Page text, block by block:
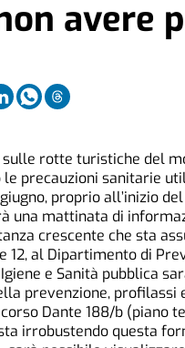
avere
sulle rotte turistiche del
le precauzioni sanitarie
giugno, proprio all’inizio
una mattinata di
crescente che sta
12, al Dipartimento di
Igiene e Sanità pubblica
prevenzione, profilassi
Dante 188/b (piano
irrobustendo questa